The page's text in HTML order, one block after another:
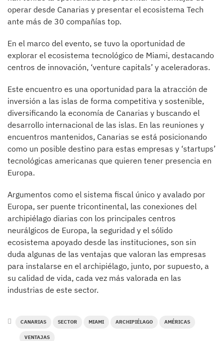
operar desde Canarias y presentar el ecosistema Tech
ante más de 30 compañías top.
En el marco del evento, se tuvo la oportunidad de
explorar el ecosistema tecnológico de Miami, destacando
centros de innovación, ‘venture capitals’ y aceleradoras.
Este encuentro es una oportunidad para la atracción de
inversión a las islas de forma competitiva y sostenible,
diversificando la economía de Canarias y buscando el
desarrollo internacional de las islas. En las reuniones y
encuentros mantenidos, Canarias se está posicionando
como un posible destino para estas empresas y ‘startups’
tecnológicas americanas que quieren tener presencia en
Europa.
Argumentos como el sistema fiscal único y avalado por
Europa, ser puente tricontinental, las conexiones del
archipiélago diarias con los principales centros
neurálgicos de Europa, la seguridad y el sólido
ecosistema apoyado desde las instituciones, son sin
duda algunas de las ventajas que valoran las empresas
para instalarse en el archipiélago, junto, por supuesto, a
su calidad de vida, cada vez más valorada en las
industrias de este sector.
CANARIAS SECTOR MIAMI ARCHIPIÉLAGO AMÉRICAS
VENTAJAS